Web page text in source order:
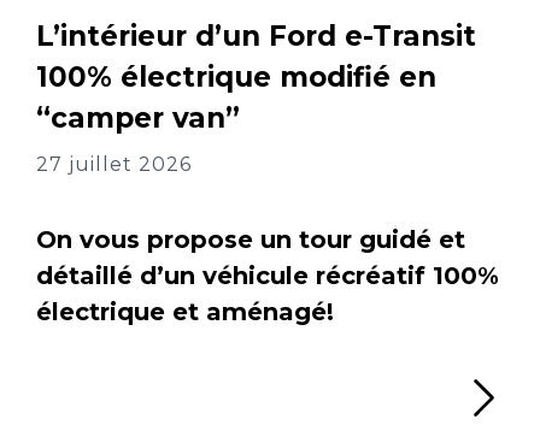
L’intérieur d’un Ford e-Transit
100% électrique modifié en
“camper van”
27 juillet 2026
On vous propose un tour guidé et
détaillé d’un véhicule récréatif 100%
électrique et aménagé!